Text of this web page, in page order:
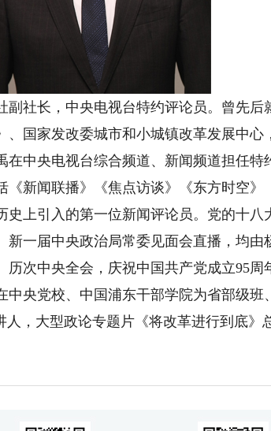
副社长，中央电视台特约评论员。曾先后
、国家发改委城市和小城镇改革发展中心
在中央电视台综合频道、新闻频道担任特
《新闻联播》《焦点访谈》《东方时空》
史上引入的第一位新闻评论员。党的十八
新一届中央政治局常委见面会直播，均由
历次中央全会，庆祝中国共产党成立95周
中央党校、中国浦东干部学院为省部级班
，大型政论专题片《将改革进行到底》